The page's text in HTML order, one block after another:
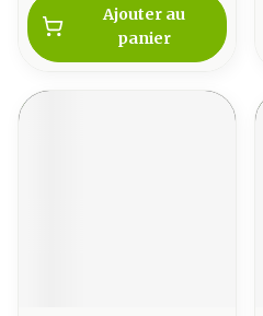
Ajouter au
panier